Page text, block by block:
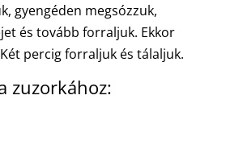
gyengéden megsózzuk,
és tovább forraljuk. Ekkor
percig forraljuk és tálaljuk.
zuzorkához: